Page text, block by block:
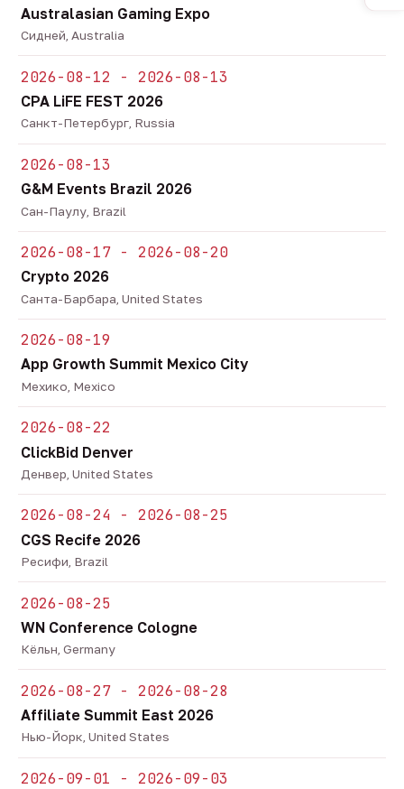
Australasian Gaming Expo
Сидней, Australia
2026-08-12 - 2026-08-13
CPA LiFE FEST 2026
Санкт-Петербург, Russia
2026-08-13
G&M Events Brazil 2026
Сан-Паулу, Brazil
2026-08-17 - 2026-08-20
Crypto 2026
Санта-Барбара, United States
2026-08-19
App Growth Summit Mexico City
Мехико, Mexico
2026-08-22
ClickBid Denver
Денвер, United States
2026-08-24 - 2026-08-25
CGS Recife 2026
Ресифи, Brazil
2026-08-25
WN Conference Cologne
Кёльн, Germany
2026-08-27 - 2026-08-28
Affiliate Summit East 2026
Нью-Йорк, United States
2026-09-01 - 2026-09-03